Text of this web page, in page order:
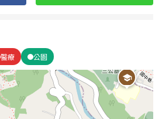
10-20 年
30-40 年
醫療 公園